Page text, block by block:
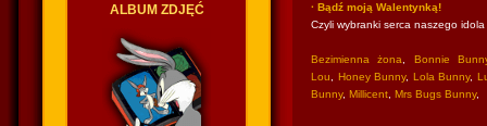
ALBUM ZDJĘĆ
· Bądź moją Walentynką!
Czyli wybranki serca naszego idola
Bezimienna żona
Bonnie
Lou
Honey Bunny, Lola Bunny,
Bunny, Millicent Mrs Bugs Bunny,